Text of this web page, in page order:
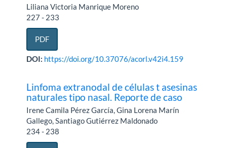
Liliana Victoria Manrique Moreno
227 - 233
PDF
DOI: https://doi.org/10.37076/acorl.v42i4.159
Linfoma extranodal de células t asesinas
naturales tipo nasal. Reporte de caso
Irene Camila Pérez García, Gina Lorena Marín
Gallego, Santiago Gutiérrez Maldonado
234 - 238